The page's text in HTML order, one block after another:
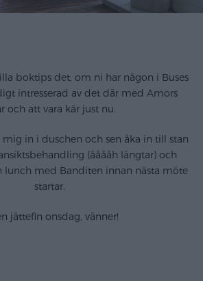
boktips det, om ni har någon i Buses
intresserad av det där med Amors
och att vara kär just nu.
mig in i duschen och sen åka in till stan
(ååååh längtar) och
lunch med Banditen innan nästa möte
startar.
jättefin onsdag, vänner!